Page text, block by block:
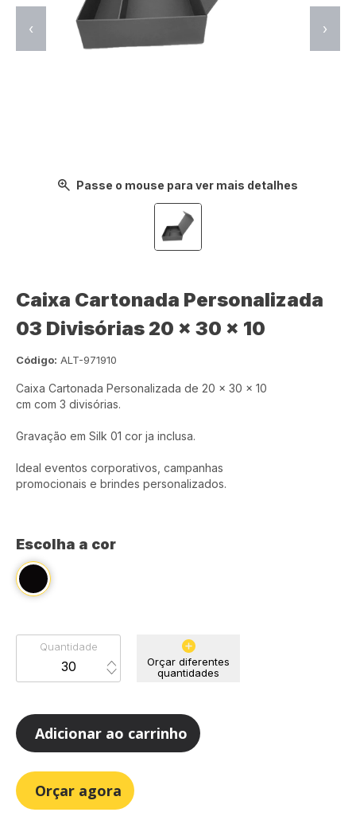
Passe o mouse para ver mais detalhes
‹ ›
Caixa Cartonada Personalizada
03 Divisórias 20 x 30 x 10
Código: ALT-971910
Caixa Cartonada Personalizada de 20 x 30 x 10
cm com 3 divisórias.
Gravação em Silk 01 cor ja inclusa.
Ideal eventos corporativos, campanhas
promocionais e brindes personalizados.
Escolha a cor
Quantidade
Orçar diferentes
quantidades
Adicionar ao carrinho
Orçar agora